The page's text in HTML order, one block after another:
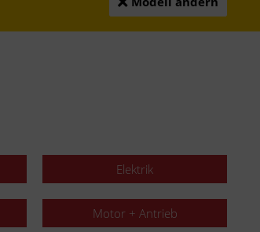
Elektrik
Motor + Antrieb